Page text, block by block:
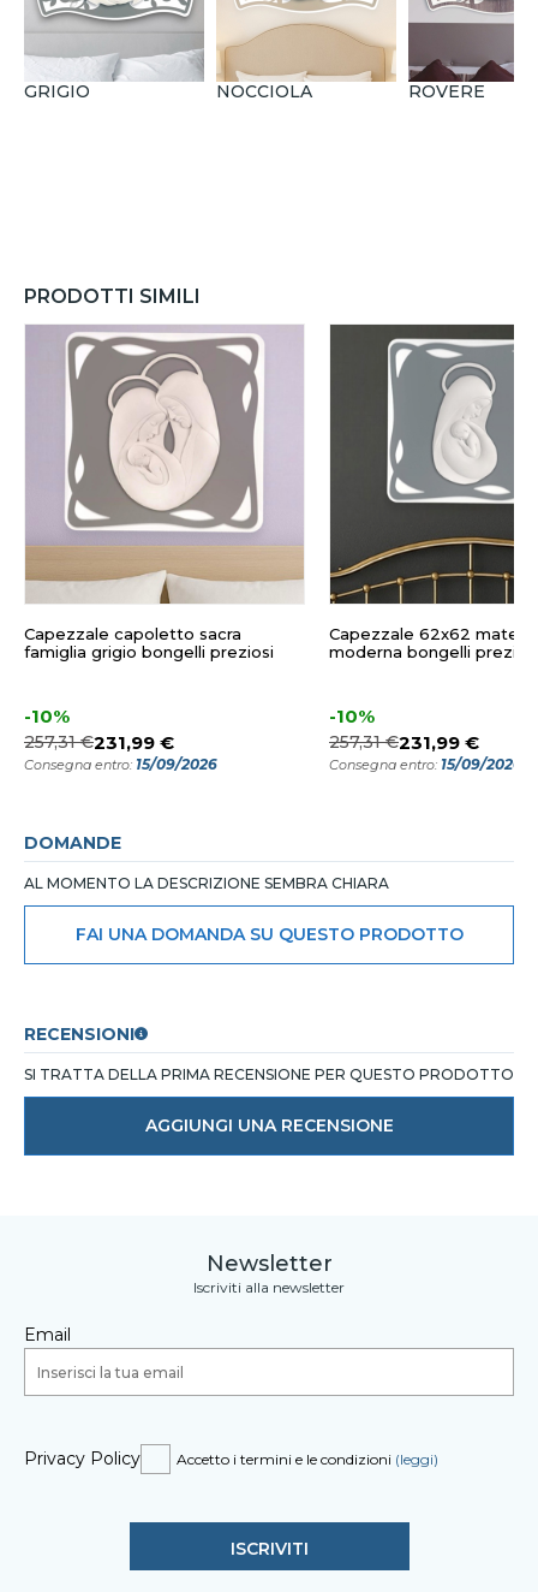
GRIGIO NOCCIOLA ROVERE
PRODOTTI SIMILI
Capezzale capoletto sacra
famiglia grigio bongelli preziosi
-10%
257,31 €231,99 €
Consegna entro: 15/09/2026
Capezzale 62x62
moderna bongelli preziosi
-10%
257,31 €231,99 €
Consegna entro: 15/09/2026
DOMANDE
AL MOMENTO LA DESCRIZIONE SEMBRA CHIARA
FAI UNA DOMANDA SU QUESTO PRODOTTO
RECENSIONI
SI TRATTA DELLA PRIMA RECENSIONE PER QUESTO PRODOTTO
AGGIUNGI UNA RECENSIONE
Newsletter
Iscriviti alla newsletter
Email
Privacy Policy Accetto i termini e le condizioni (leggi)